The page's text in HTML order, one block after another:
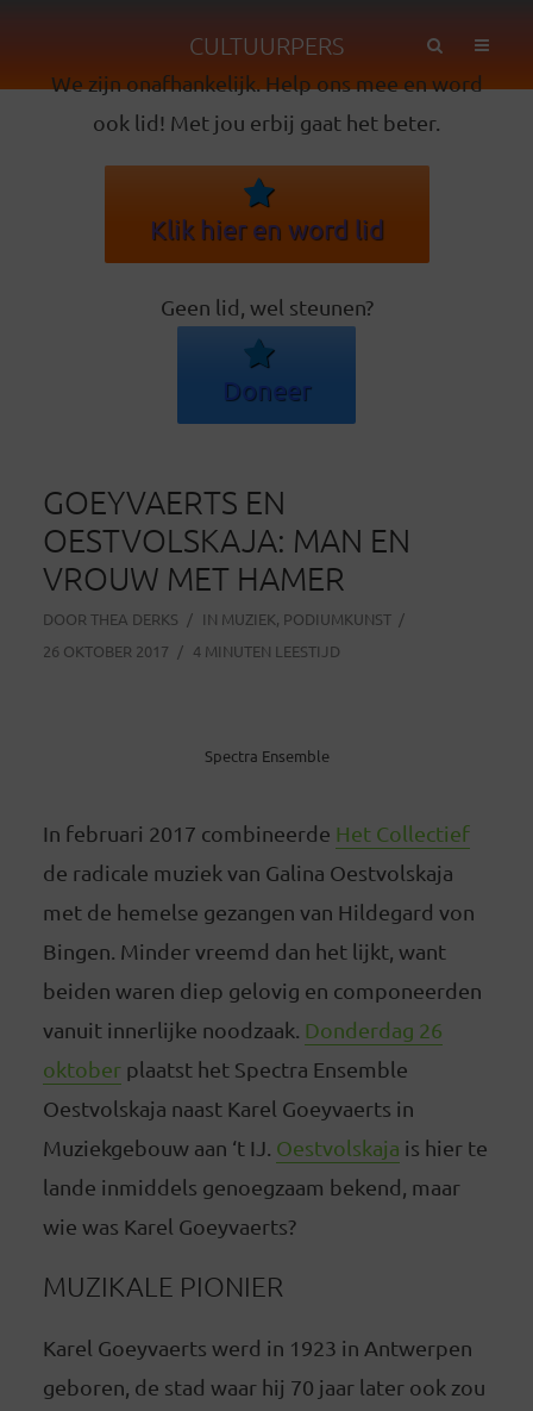
CULTUURPERS
We zijn onafhankelijk. Help ons mee en word
ook lid! Met jou erbij gaat het beter.
Klik hier en word lid
Geen lid, wel steunen?
Doneer
GOEYVAERTS EN
OESTVOLSKAJA: MAN EN
VROUW MET HAMER
DOOR THEA DERKS IN MUZIEK, PODIUMKUNST
26 OKTOBER 2017
4 MINUTEN LEESTIJD
Spectra Ensemble
In februari 2017 combineerde Het Collectief
de radicale muziek van Galina Oestvolskaja
met de hemelse gezangen van Hildegard von
Bingen. Minder vreemd dan het lijkt, want
beiden waren diep gelovig en componeerden
vanuit innerlijke noodzaak. Donderdag 26
oktoberplaatst het Spectra Ensemble
Oestvolskaja naast Karel Goeyvaerts in
Muziekgebouw aan ‘t IJ. Oestvolskaja is hier te
lande inmiddels genoegzaam bekend, maar
wie was Karel Goeyvaerts?
MUZIKALE PIONIER
Karel Goeyvaerts werd in 1923 in Antwerpen
geboren, de stad waar hij 70 jaar later ook zou